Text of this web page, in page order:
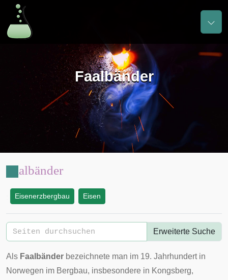
Faalbänder
Faalbänder
Eisenerzbergbau Eisen
Erweiterte Suche
Als Faalbänder bezeichnete man im 19. Jahrhundert in
Norwegen im Bergbau, insbesondere in Kongsberg,